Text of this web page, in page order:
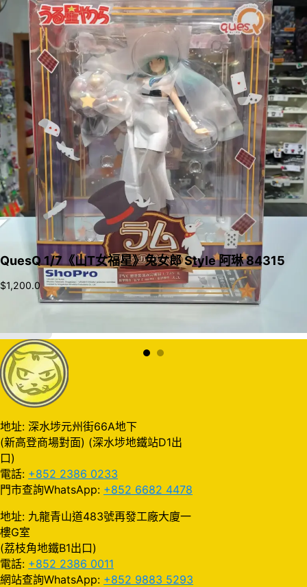
QuesQ 1/7《山T女福星》兔女郎 Style 阿琳 84315
$1,200.0
地址: 深水埗元州街66A地下
(新高登商場對面) (深水埗地鐵站D1出
口)
電話: +852 2386 0233
門市查詢WhatsApp: +852 6682 4478
地址: 九龍青山道483號再發工廠大廈一
樓G室
(荔枝角地鐵B1出口)
電話: +852 2386 0011
網站查詢WhatsApp: +852 9883 5293